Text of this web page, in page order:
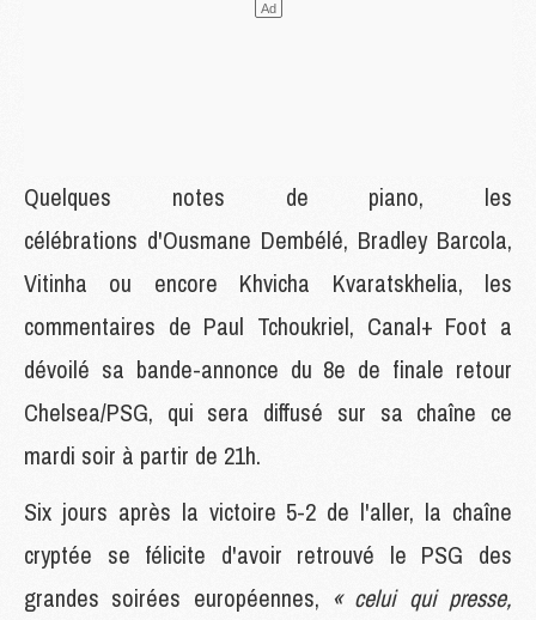
Quelques notes de piano, les
célébrations d'Ousmane Dembélé, Bradley Barcola,
Vitinha ou encore Khvicha Kvaratskhelia, les
commentaires de Paul Tchoukriel, Canal+ Foot a
dévoilé sa bande-annonce du 8e de finale retour
Chelsea/PSG, qui sera diffusé sur sa chaîne ce
mardi soir à partir de 21h.
Six jours après la victoire 5-2 de l'aller, la chaîne
cryptée se félicite d'avoir retrouvé le PSG des
grandes soirées européennes, « celui qui presse,